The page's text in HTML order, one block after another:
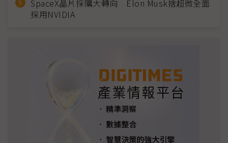
SpaceX晶片採購大轉向 Elon Musk捨超微全面
採用NVIDIA